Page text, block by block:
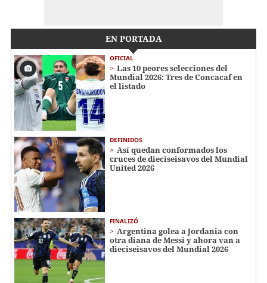
EN PORTADA
OFICIAL
Las 10 peores selecciones del
Mundial 2026: Tres de Concacaf en
el listado
DEFINIDOS
Así quedan conformados los
cruces de dieciseisavos del Mundial
United 2026
FINALIZÓ
Argentina golea a Jordania con
otra diana de Messi y ahora van a
dieciseisavos del Mundial 2026